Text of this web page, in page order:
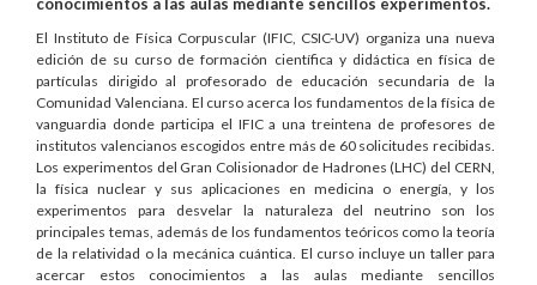
El Instituto de Física Corpuscular (IFIC, CSIC-UV) organiza una nueva
edición de su curso de formación científica y didáctica en física de
partículas dirigido al profesorado de educación secundaria de la
Comunidad Valenciana. El curso acerca los fundamentos de la física de
vanguardia donde participa el IFIC a una treintena de profesores de
institutos valencianos escogidos entre más de 60 solicitudes recibidas.
Los experimentos del Gran Colisionador de Hadrones (LHC) del CERN,
la física nuclear y sus aplicaciones en medicina o energía, y los
experimentos para desvelar la naturaleza del neutrino son los
principales temas, además de los fundamentos teóricos como la teoría
de la relatividad o la mecánica cuántica. El curso incluye un taller para
acercar estos conocimientos a las aulas mediante sencillos